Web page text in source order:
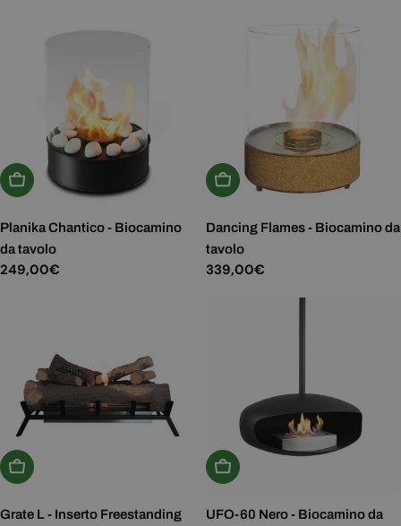
Aggiungi Al Carrello
Planika Chantico - Biocamino
da tavolo
Prezzo
249,00€
Aggiungi Al Carrello
Dancing Flames - Biocamino da
tavolo
Prezzo
339,00€
Aggiungi Al Carrello
Grate L - Inserto Freestanding
Scegli Le Opzioni
UFO-60 Nero - Biocamino da